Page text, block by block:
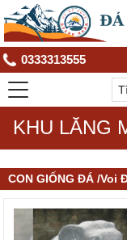
0333313555
KHU LĂNG
CON GIỐNG ĐÁ /Voi